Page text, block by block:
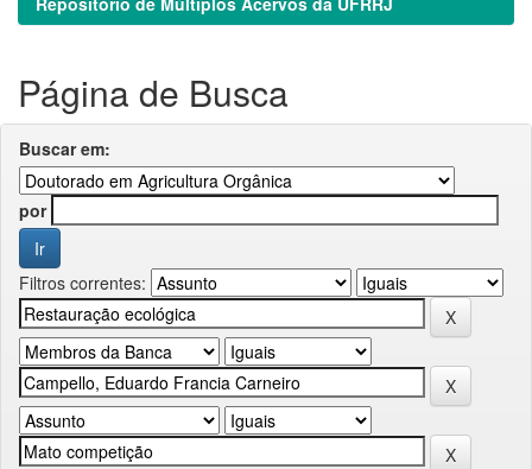
Página de Busca
Buscar em:
por
Filtros correntes: